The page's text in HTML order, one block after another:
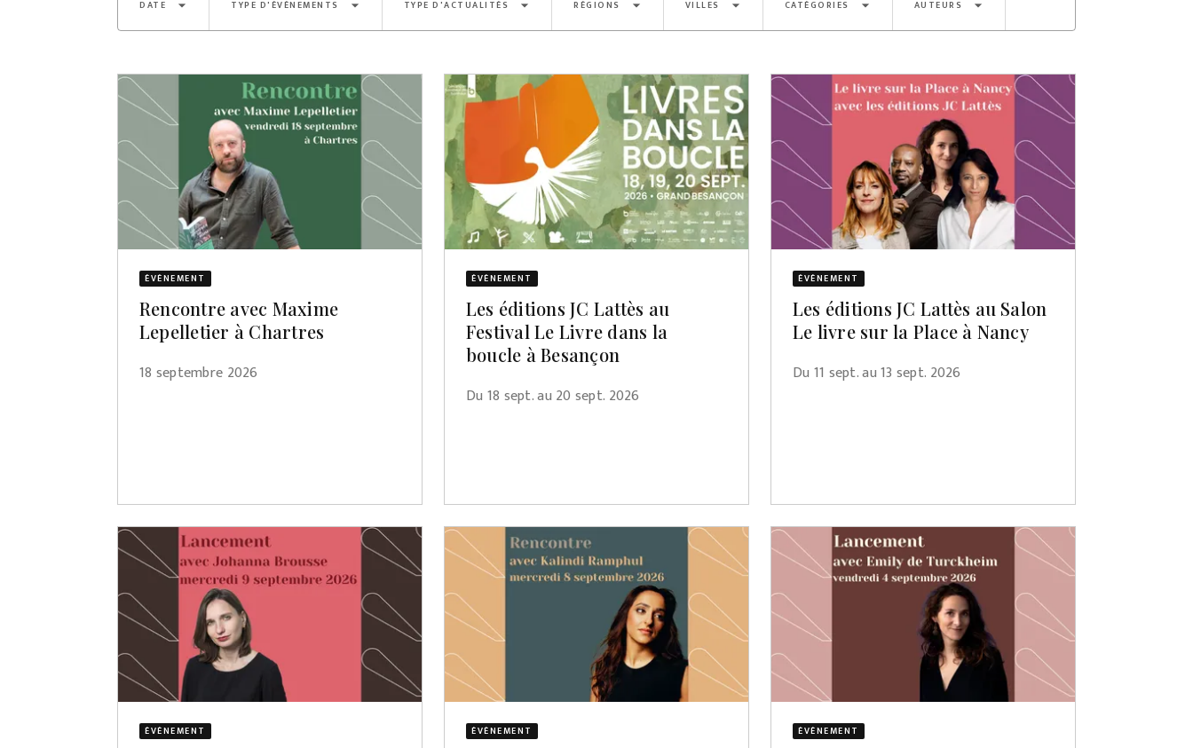
DATE arrow_drop_down TYPE D'ÉVÈNEMENTS arrow_drop_down TYPE D'ACTUALITÉS arrow_drop_down RÉGIONS arrow_drop_down VILLES arrow_drop_down CATÉGORIES arrow_drop_down AUTEURS arrow_drop_down
ÉVÈNEMENT
Rencontre avec Maxime
Lepelletier à Chartres
18 septembre 2026
ÉVÈNEMENT
Les éditions JC Lattès au
Festival Le Livre dans la
boucle à Besançon
Du 18 sept. au 20 sept. 2026
ÉVÈNEMENT
Les éditions JC Lattès au Salon
Le livre sur la Place à Nancy
Du 11 sept. au 13 sept. 2026
ÉVÈNEMENT ÉVÈNEMENT ÉVÈNEMENT